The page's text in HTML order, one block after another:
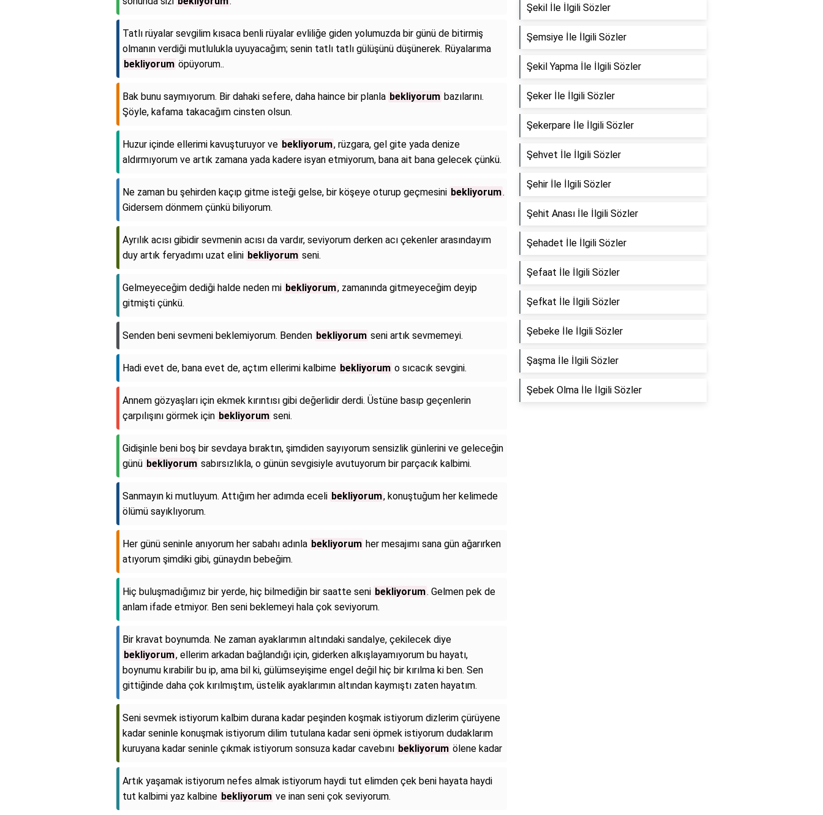
Tatlı rüyalar sevgilim kısaca benli rüyalar evliliğe giden yolumuzda bir günü de bitirmiş
olmanın verdiği mutlulukla uyuyacağım; senin tatlı tatlı gülüşünü düşünerek. Rüyalarıma
bekliyorum öpüyorum..
Bak bunu saymıyorum. Bir dahaki sefere, daha haince bir planla bekliyorum bazılarını.
Şöyle, kafama takacağım cinsten olsun.
Huzur içinde ellerimi kavuşturuyor ve bekliyorum, rüzgara, gel gite yada denize
aldırmıyorum ve artık zamana yada kadere isyan etmiyorum, bana ait bana gelecek çünkü.
Ne zaman bu şehirden kaçıp gitme isteği gelse, bir köşeye oturup geçmesini bekliyorum.
Gidersem dönmem çünkü biliyorum.
Ayrılık acısı gibidir sevmenin acısı da vardır, seviyorum derken acı çekenler arasındayım
duy artık feryadımı uzat elini bekliyorum seni.
Gelmeyeceğim dediği halde neden mi bekliyorum, zamanında gitmeyeceğim deyip
gitmişti çünkü.
Senden beni sevmeni beklemiyorum. Benden bekliyorum seni artık sevmemeyi.
Hadi evet de, bana evet de, açtım ellerimi kalbime bekliyorum o sıcacık sevgini.
Annem gözyaşları için ekmek kırıntısı gibi değerlidir derdi. Üstüne basıp geçenlerin
çarpılışını görmek için bekliyorum seni.
Gidişinle beni boş bir sevdaya bıraktın, şimdiden sayıyorum sensizlik günlerini ve geleceğin
günü bekliyorum sabırsızlıkla, o günün sevgisiyle avutuyorum bir parçacık kalbimi.
Sanmayın ki mutluyum. Attığım her adımda eceli bekliyorum, konuştuğum her kelimede
ölümü sayıklıyorum.
Her günü seninle anıyorum her sabahı adınla bekliyorum her mesajımı sana gün ağarırken
atıyorum şimdiki gibi, günaydın bebeğim.
Hiç buluşmadığımız bir yerde, hiç bilmediğin bir saatte seni bekliyorum. Gelmen pek de
anlam ifade etmiyor. Ben seni beklemeyi hala çok seviyorum.
Bir kravat boynumda. Ne zaman ayaklarımın altındaki sandalye, çekilecek diye
bekliyorum, ellerim arkadan bağlandığı için, giderken alkışlayamıyorum bu hayatı,
boynumu kırabilir bu ip, ama bil ki, gülümseyişime engel değil hiç bir kırılma ki ben. Sen
gittiğinde daha çok kırılmıştım, üstelik ayaklarımın altından kaymıştı zaten hayatım.
Seni sevmek istiyorum kalbim durana kadar peşinden koşmak istiyorum dizlerim çürüyene
kadar seninle konuşmak istiyorum dilim tutulana kadar seni öpmek istiyorum dudaklarım
kuruyana kadar seninle çıkmak istiyorum sonsuza kadar cavebını bekliyorum ölene kadar
Artık yaşamak istiyorum nefes almak istiyorum haydi tut elimden çek beni hayata haydi
tut kalbimi yaz kalbine bekliyorum ve inan seni çok seviyorum.
Şekil İle İlgili Sözler
Şemsiye İle İlgili Sözler
Şekil Yapma İle İlgili Sözler
Şeker İle İlgili Sözler
Şekerpare İle İlgili Sözler
Şehvet İle İlgili Sözler
Şehir İle İlgili Sözler
Şehit Anası İle İlgili Sözler
Şehadet İle İlgili Sözler
Şefaat İle İlgili Sözler
Şefkat İle İlgili Sözler
Şebeke İle İlgili Sözler
Şaşma İle İlgili Sözler
Şebek Olma İle İlgili Sözler